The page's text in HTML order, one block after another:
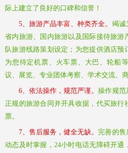
际上建立了良好的口碑和信誉！
5、旅游产品丰富、种类齐全。 竭诚
省内旅游、国内旅游以及国际接待旅游
队旅游线路策划设定；为您提供酒店预
为您待定机票、火车票、大巴、轮船
议、展览、专业团体考察、学术交流、商
6、依法操作，规范严谨。操作规范
正规的旅游合同并开具收据，代买旅行
票。
7、售后服务，健全无缺。 完善的售
动态及时掌握， 24小时电话无障碍开通